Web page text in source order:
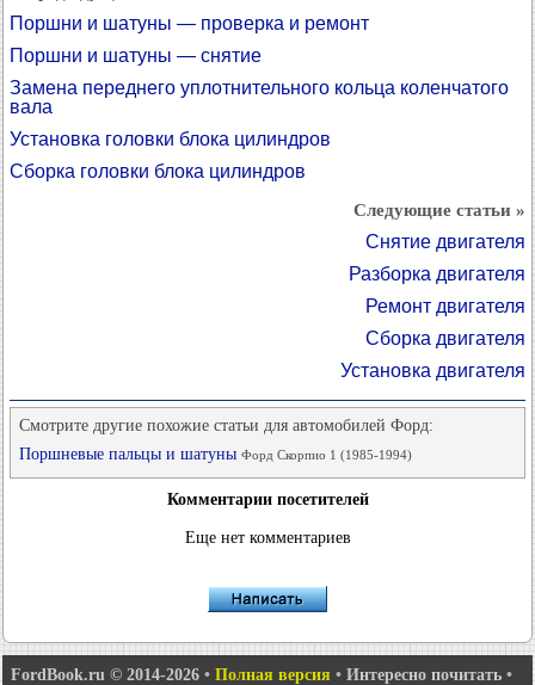
Поршни и шатуны — проверка и ремонт
Поршни и шатуны — снятие
Замена переднего уплотнительного кольца коленчатого
вала
Установка головки блока цилиндров
Сборка головки блока цилиндров
Следующие статьи »
Снятие двигателя
Разборка двигателя
Ремонт двигателя
Сборка двигателя
Установка двигателя
Смотрите другие похожие статьи для автомобилей Форд:
Поршневые пальцы и шатуны Форд Скорпио 1 (1985-1994)
Комментарии посетителей
Еще нет комментариев
FordBook.ru © 2014-2026 • Полная версия • Интересно почитать •